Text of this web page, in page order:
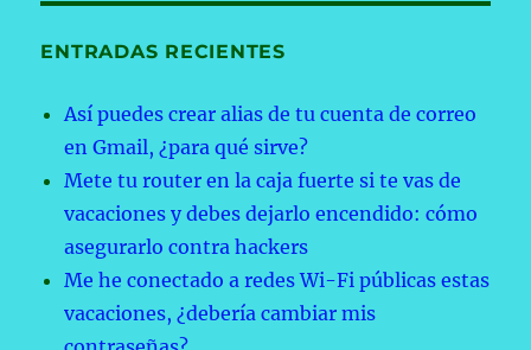
ENTRADAS RECIENTES
Así puedes crear alias de tu cuenta de correo
en Gmail, ¿para qué sirve?
Mete tu router en la caja fuerte si te vas de
vacaciones y debes dejarlo encendido: cómo
asegurarlo contra hackers
Me he conectado a redes Wi-Fi públicas estas
vacaciones, ¿debería cambiar mis